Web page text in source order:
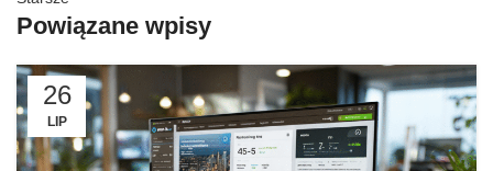
Powiązane wpisy
26
LIP